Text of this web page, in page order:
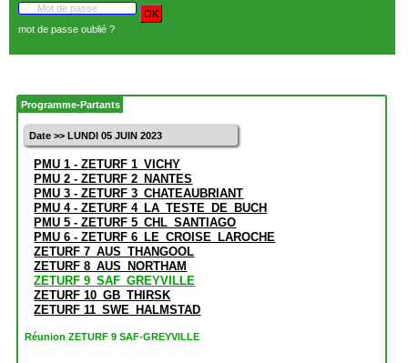
mot de passe oublié ?
Programme-Partants
Date >> LUNDI 05 JUIN 2023
PMU 1 - ZETURF 1_VICHY
PMU 2 - ZETURF 2_NANTES
PMU 3 - ZETURF 3_CHATEAUBRIANT
PMU 4 - ZETURF 4_LA_TESTE_DE_BUCH
PMU 5 - ZETURF 5_CHL_SANTIAGO
PMU 6 - ZETURF 6_LE_CROISE_LAROCHE
ZETURF 7_AUS_THANGOOL
ZETURF 8_AUS_NORTHAM
ZETURF 9_SAF_GREYVILLE
ZETURF 10_GB_THIRSK
ZETURF 11_SWE_HALMSTAD
Réunion ZETURF 9 SAF-GREYVILLE